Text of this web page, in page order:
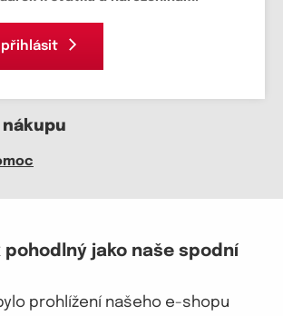
pohodlný jako naše spodní
prohlížení našeho e-shopu
přihlásit
nákupu
reklamace